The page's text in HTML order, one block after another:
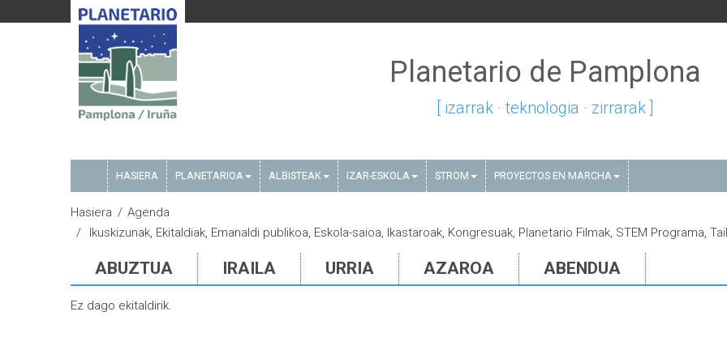
Planetario de Pamplona
[ izarrak · teknologia · zirrarak ]
HASIERA PLANETARIOA ALBISTEAK IZAR-ESKOLA STROM PROYECTOS EN MARCHA
Hasiera
Agenda
Ikuskizunak, Ekitaldiak, Emanaldi publikoa, Eskola-saioa, Ikastaroak, Kongresuak, Planetario Filmak, STEM Programa,
ABUZTUA IRAILA URRIA AZAROA ABENDUA
Ez dago ekitaldirik.